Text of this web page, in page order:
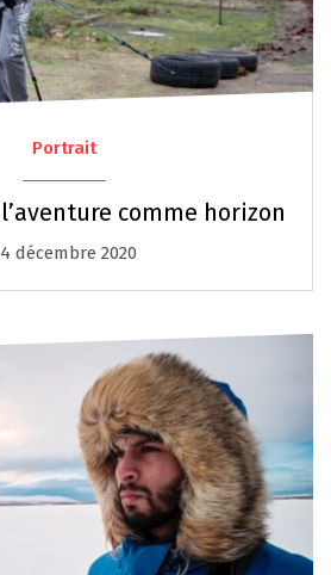
Portrait
comme horizon
décembre 2020